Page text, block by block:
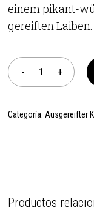
einem pikant-
gereiften Laiben.
Categoría: Ausgereifter
Productos